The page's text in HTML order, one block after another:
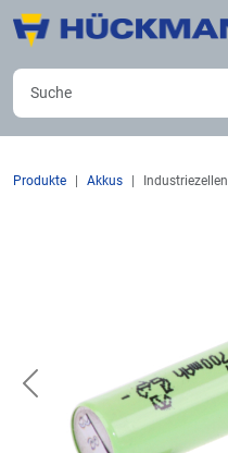
Produkte Akkus Industriezellen
Previous